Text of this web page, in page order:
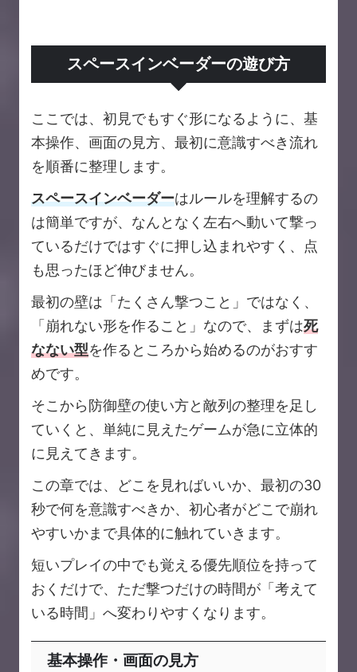
スペースインベーダーの遊び方
ここでは、初見でもすぐ形になるように、基
本操作、画面の見方、最初に意識すべき流れ
を順番に整理します。
スペースインベーダーはルールを理解するの
は簡単ですが、なんとなく左右へ動いて撃っ
ているだけではすぐに押し込まれやすく、点
も思ったほど伸びません。
最初の壁は「たくさん撃つこと」ではなく、
「崩れない形を作ること」なので、まずは死
なない型を作るところから始めるのがおすす
めです。
そこから防御壁の使い方と敵列の整理を足し
ていくと、単純に見えたゲームが急に立体的
に見えてきます。
この章では、どこを見ればいいか、最初の30
秒で何を意識すべきか、初心者がどこで崩れ
やすいかまで具体的に触れていきます。
短いプレイの中でも覚える優先順位を持って
おくだけで、ただ撃つだけの時間が「考えて
いる時間」へ変わりやすくなります。
基本操作・画面の見方